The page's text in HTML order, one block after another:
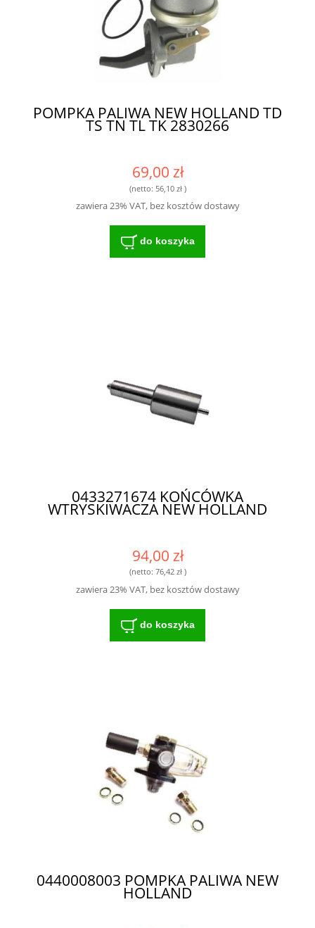
POMPKA PALIWA NEW HOLLAND TD
TS TN TL TK 2830266
69,00 zł
(netto: 56,10 zł)
zawiera 23% VAT, bez kosztów dostawy
do koszyka
0433271674 KOŃCÓWKA
WTRYSKIWACZA NEW HOLLAND
94,00 zł
(netto: 76,42 zł)
zawiera 23% VAT, bez kosztów dostawy
do koszyka
0440008003 POMPKA PALIWA NEW
HOLLAND